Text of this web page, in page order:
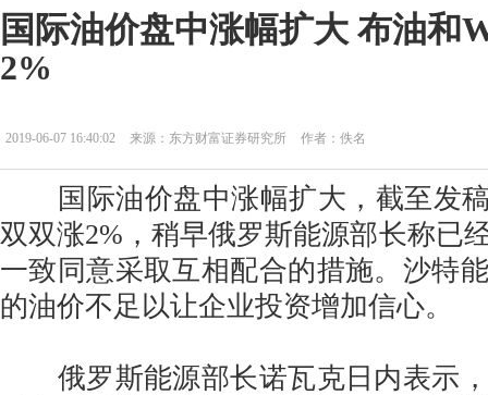
国际油价盘中涨幅扩大 布油和
2%
2019-06-07 16:40:02 来源：东方财富证券研究所 作者：佚名
国际油价盘中涨幅扩大，截至发
双双涨2%，稍早俄罗斯能源部长称已
一致同意采取互相配合的措施。沙特
的油价不足以让企业投资增加信心。
俄罗斯能源部长诺瓦克日内表示，